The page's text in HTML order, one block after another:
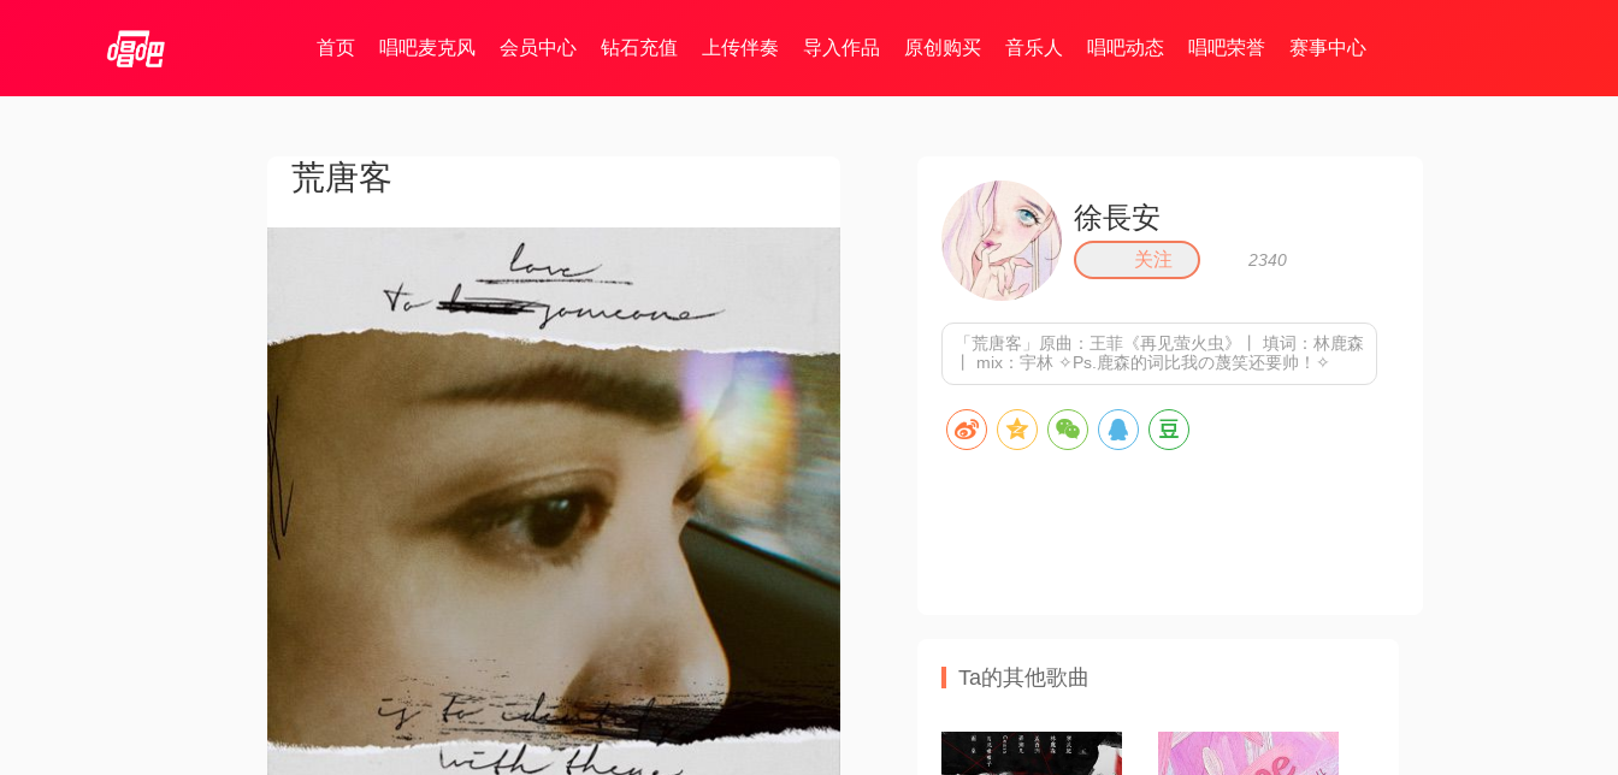
首页 唱吧麦克风 会员中心 钻石充值 上传伴奏 导入作品 原创购买 音乐人 唱吧动态 唱吧荣誉 赛事中心
荒唐客
徐長安
关注 2340
「荒唐客」
原曲：王菲《再见萤火虫》丨 填词：林鹿森
丨 mix：宇林 ✧Ps.鹿森的词比我の蔑笑还要帅！✧
Ta的其他歌曲